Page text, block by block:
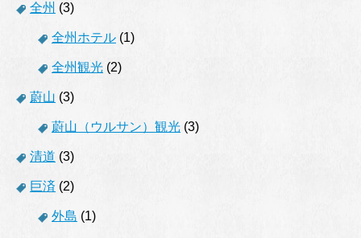
全州 (3)
全州ホテル (1)
全州観光 (2)
蔚山 (3)
蔚山（ウルサン）観光 (3)
清道 (3)
巨済 (2)
外島 (1)